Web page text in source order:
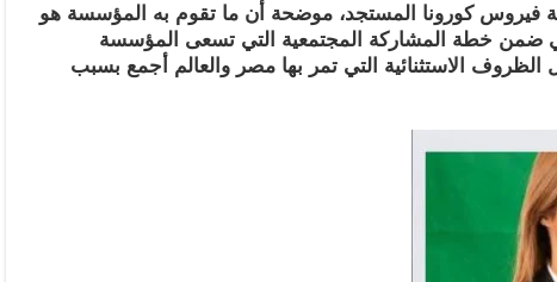
فيروس كورونا المستجد، موضحة أن ما تقوم به المؤسسة هو
ضمن خطة المشاركة المجتمعية التي تسعى المؤسسة
الاستثنائية التي تمر بها مصر والعالم أجمع بسبب